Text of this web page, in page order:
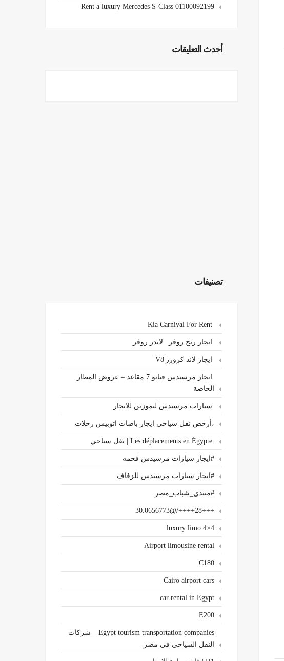
Rent a luxury Mercedes S-Class 01100092199
أحدث التعليقات
تصنيفات
ايجار رنج روڤر |لاندر روڤر
ايجار لاند كروزر|V8
ايجار مرسيدس فيانو 7 مقاعد – عروض المطار
الخاصة
سيارات مرسيدس ليموزين للايجار
،أرخص نقل سياحي ايجار باصات اتوبيس رحلات
.Les déplacements en Égypte | نقل سياحي
#ايجار سيارات مرسيدس فخمه
#ايجار سيارات مرسيدس للزفاف
#منتدي_شباب_مصر
+++28++++/@30.0656773
4×4 luxury limo
Airport limousine rental
C180
Cairo airport cars
car rental in Egypt
E200
Egypt tourism transportation companies – شركات
النقل السياحي في مصر